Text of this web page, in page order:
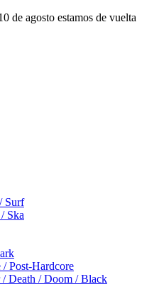
de agosto estamos de vuelta
Surf
Ska
Post-Hardcore
/ Death / Doom / Black